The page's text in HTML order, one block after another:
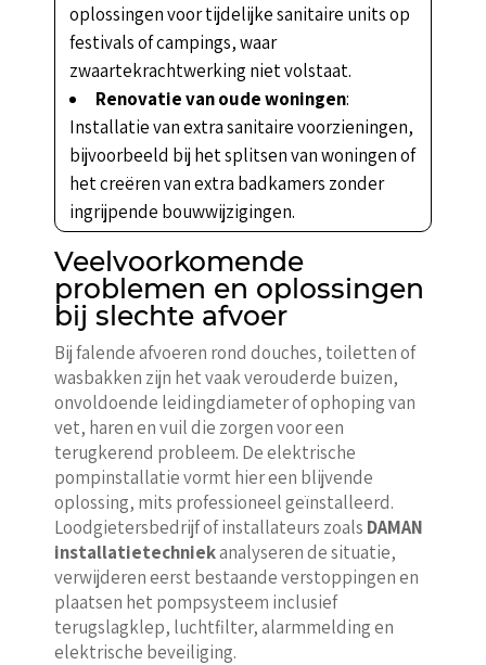
oplossingen voor tijdelijke sanitaire units op
festivals of campings, waar
zwaartekrachtwerking niet volstaat.
Renovatie van oude woningen:
Installatie van extra sanitaire voorzieningen,
bijvoorbeeld bij het splitsen van woningen of
het creëren van extra badkamers zonder
ingrijpende bouwwijzigingen.
Veelvoorkomende
problemen en oplossingen
bij slechte afvoer
Bij falende afvoeren rond douches, toiletten of
wasbakken zijn het vaak verouderde buizen,
onvoldoende leidingdiameter of ophoping van
vet, haren en vuil die zorgen voor een
terugkerend probleem. De elektrische
pompinstallatie vormt hier een blijvende
oplossing, mits professioneel geïnstalleerd.
Loodgietersbedrijf of installateurs zoals DAMAN
installatietechniekanalyseren de situatie,
verwijderen eerst bestaande verstoppingen en
plaatsen het pompsysteem inclusief
terugslagklep, luchtfilter, alarmmelding en
elektrische beveiliging.